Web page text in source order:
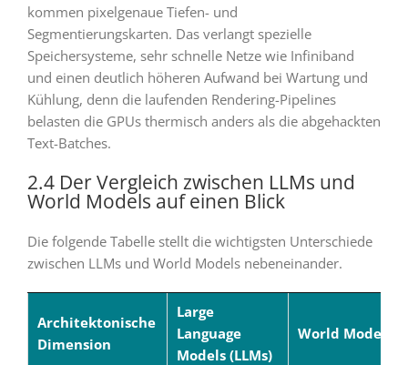
kommen pixelgenaue Tiefen- und
Segmentierungskarten. Das verlangt spezielle
Speichersysteme, sehr schnelle Netze wie Infiniband
und einen deutlich höheren Aufwand bei Wartung und
Kühlung, denn die laufenden Rendering-Pipelines
belasten die GPUs thermisch anders als die abgehackten
Text-Batches.
2.4 Der Vergleich zwischen LLMs und
World Models auf einen Blick
Die folgende Tabelle stellt die wichtigsten Unterschiede
zwischen LLMs und World Models nebeneinander.
Architektonische
Dimension
Large
Language
Models (LLMs)
World Models